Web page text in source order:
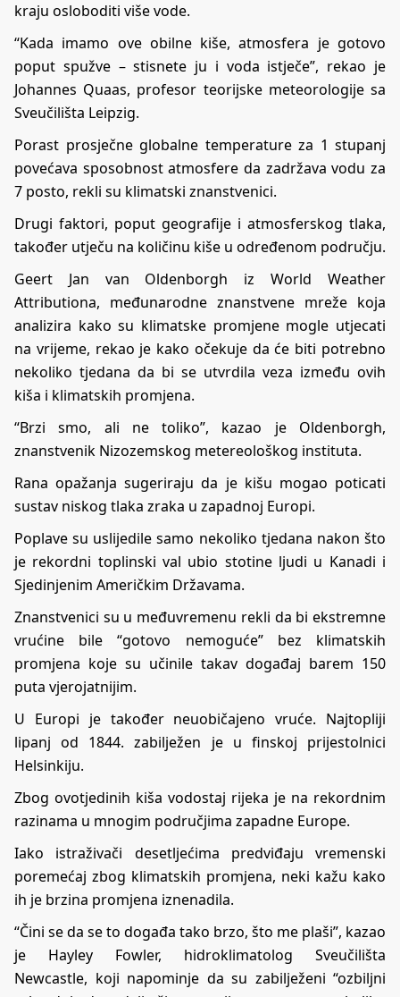
kraju osloboditi više vode.
“Kada imamo ove obilne kiše, atmosfera je gotovo
poput spužve – stisnete ju i voda istječe”, rekao je
Johannes Quaas, profesor teorijske meteorologije sa
Sveučilišta Leipzig.
Porast prosječne globalne temperature za 1 stupanj
povećava sposobnost atmosfere da zadržava vodu za
7 posto, rekli su klimatski znanstvenici.
Drugi faktori, poput geografije i atmosferskog tlaka,
također utječu na količinu kiše u određenom području.
Geert Jan van Oldenborgh iz World Weather
Attributiona, međunarodne znanstvene mreže koja
analizira kako su klimatske promjene mogle utjecati
na vrijeme, rekao je kako očekuje da će biti potrebno
nekoliko tjedana da bi se utvrdila veza između ovih
kiša i klimatskih promjena.
“Brzi smo, ali ne toliko”, kazao je Oldenborgh,
znanstvenik Nizozemskog metereološkog instituta.
Rana opažanja sugeriraju da je kišu mogao poticati
sustav niskog tlaka zraka u zapadnoj Europi.
Poplave su uslijedile samo nekoliko tjedana nakon što
je rekordni toplinski val ubio stotine ljudi u Kanadi i
Sjedinjenim Američkim Državama.
Znanstvenici su u međuvremenu rekli da bi ekstremne
vrućine bile “gotovo nemoguće” bez klimatskih
promjena koje su učinile takav događaj barem 150
puta vjerojatnijim.
U Europi je također neuobičajeno vruće. Najtopliji
lipanj od 1844. zabilježen je u finskoj prijestolnici
Helsinkiju.
Zbog ovotjedinih kiša vodostaj rijeka je na rekordnim
razinama u mnogim područjima zapadne Europe.
Iako istraživači desetljećima predviđaju vremenski
poremećaj zbog klimatskih promjena, neki kažu kako
ih je brzina promjena iznenadila.
“Čini se da se to događa tako brzo, što me plaši”, kazao
je Hayley Fowler, hidroklimatolog Sveučilišta
Newcastle, koji napominje da su zabilježeni “ozbiljni